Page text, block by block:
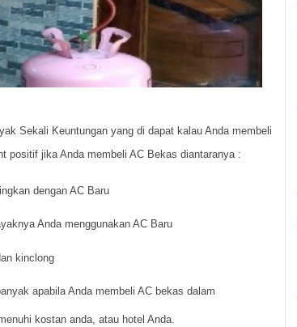
Sekali Keuntungan yang di dapat kalau Anda membeli
positif jika Anda membeli AC Bekas diantaranya :
dengan AC Baru
Anda menggunakan AC Baru
kinclong
apabila Anda membeli AC bekas dalam
kostan anda, atau hotel Anda.